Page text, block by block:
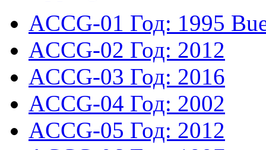
ACCG-01 Год: 1995
ACCG-02 Год: 2012
ACCG-03 Год: 2016
ACCG-04 Год: 2002
ACCG-05 Год: 2012